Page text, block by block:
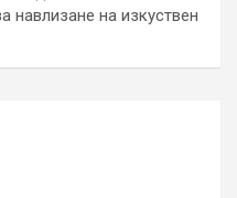
навлизане на изкуствен